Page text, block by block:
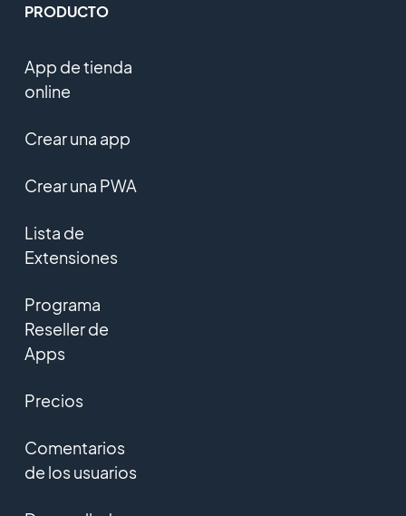
PRODUCTO
App de tienda
online
Crear una app
Crear una PWA
Lista de
Extensiones
Programa
Reseller de
Apps
Precios
Comentarios
de los usuarios